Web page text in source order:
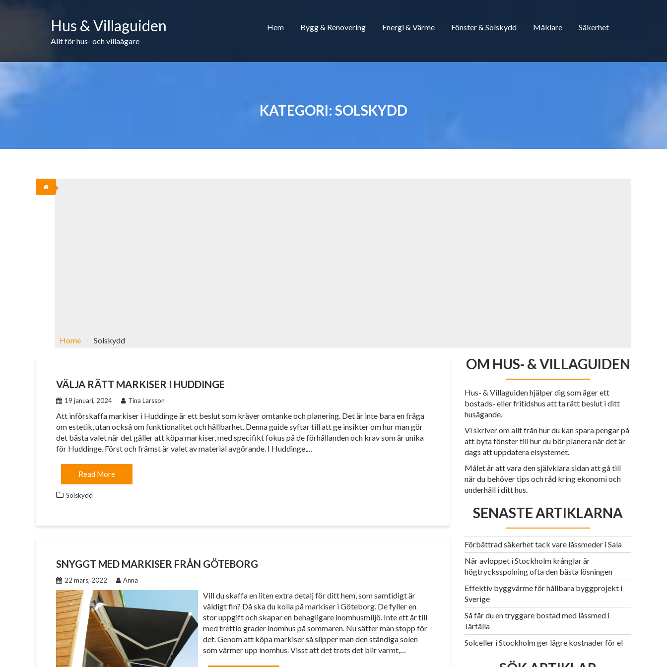
Hus & Villaguiden
Allt för hus- och villaägare
Hem Bygg & Renovering Energi & Värme Fönster & Solskydd Mäklare Säkerhet
KATEGORI: SOLSKYDD
Home Solskydd
VÄLJA RÄTT MARKISER I HUDDINGE
19 januari, 2024 Tina Larsson
Att införskaffa markiser i Huddinge är ett beslut som kräver omtanke och planering. Det är inte bara en fråga
om estetik, utan också om funktionalitet och hållbarhet. Denna guide syftar till att ge insikter om hur man gör
det bästa valet när det gäller att köpa markiser, med specifikt fokus på de förhållanden och krav som är unika
för Huddinge. Först och främst är valet av material avgörande. I Huddinge,…
Read More
Solskydd
SNYGGT MED MARKISER FRÅN GÖTEBORG
22 mars, 2022 Anna
Vill du skaffa en liten extra detalj för ditt hem, som samtidigt är
väldigt fin? Då ska du kolla på markiser i Göteborg. De fyller en
stor uppgift och skapar en behagligare inomhusmiljö. Inte ett år till
med trettio grader inomhus på sommaren. Nu sätter man stopp för
det. Genom att köpa markiser så slipper man den ständiga solen
som värmer upp inomhus. Visst att det trots det blir varmt,…
OM HUS- & VILLAGUIDEN
Hus- & Villaguiden hjälper dig som äger ett
bostads- eller fritidshus att ta rätt beslut i ditt
husägande.
Vi skriver om allt från hur du kan spara pengar på
att byta fönster till hur du bör planera när det är
dags att uppdatera elsystemet.
Målet är att vara den självklara sidan att gå till
när du behöver tips och råd kring ekonomi och
underhåll i ditt hus.
SENASTE ARTIKLARNA
Förbättrad säkerhet tack vare låssmeder i Sala
När avloppet i Stockholm krånglar är
högtrycksspolning ofta den bästa lösningen
Effektiv byggvärme för hållbara byggprojekt i
Sverige
Så får du en tryggare bostad med låssmed i
Järfälla
Solceller i Stockholm ger lägre kostnader för el